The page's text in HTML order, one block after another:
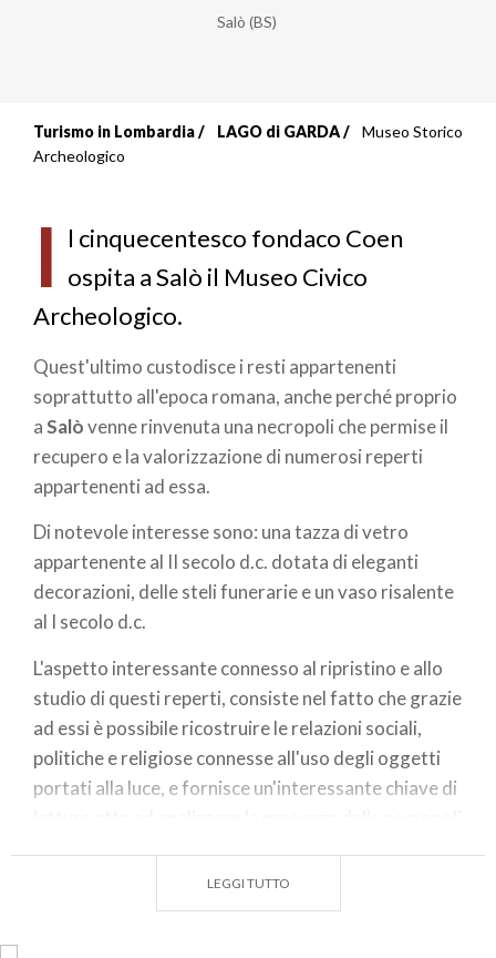
Salò (BS)
Briciole
pane
Turismo in Lombardia LAGO di GARDA
Museo Storico
Archeologico
I l cinquecentesco fondaco Coen
ospita a Salò il Museo Civico
Archeologico.
Quest'ultimo custodisce i resti appartenenti
soprattutto all'epoca romana, anche perché proprio
aSalòvenne rinvenuta una necropoli che permise il
recupero e la valorizzazione di numerosi reperti
appartenenti ad essa.
Di notevole interesse sono: una tazza di vetro
appartenente al II secolo d.c. dotata di eleganti
decorazioni, delle steli funerarie e un vaso risalente
al I secolo d.c.
L'aspetto interessante connesso al ripristino e allo
studio di questi reperti, consiste nel fatto che grazie
ad essi è possibile ricostruire le relazioni sociali,
politiche e religiose connesse all'uso degli oggetti
portati alla luce, e fornisce un'interessante chiave di
LEGGI TUTTO